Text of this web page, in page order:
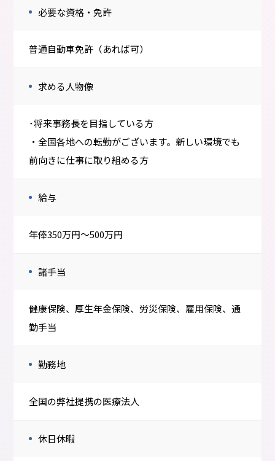
必要な資格・免許
普通自動車免許（あれば可）
求める人物像
･将来事務長を目指している方
・全国各地への転勤がございます。新しい環境でも
前向きに仕事に取り組める方
給与
年俸350万円～500万円
諸手当
健康保険、厚生年金保険、労災保険、雇用保険、通
勤手当
勤務地
全国の弊社提携の医療法人
休日休暇